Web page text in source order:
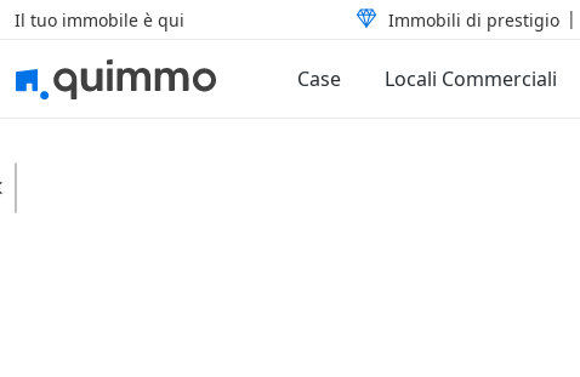
Il tuo immobile è qui Immobili di prestigio
Case Locali Commerciali